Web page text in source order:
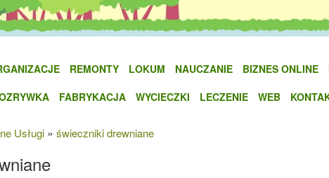
REMONTY LOKUM NAUCZANIE BIZNES ONLINE
FABRYKACJA WYCIECZKI LECZENIE WEB
Usługi » świeczniki drewniane